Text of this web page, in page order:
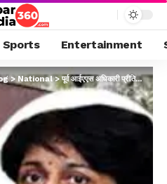
Sports Entertainment
> National>पूर्व आईएएस अधिकारी प्रीति सूदन संभालेंगी यूपीएससी अध्यक्ष का पदभार